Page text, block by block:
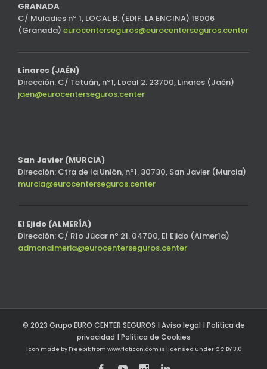
GRANADA
C/ Muladies nº 1, LOCAL B. (EDIF. LA ENCINA) 18006
(Granada) eurocenterseguros@eurocenterseguros.center
Linares (JAÉN)
Dirección: C/ Tetuán, nº1, Local 2. 23700, Linares (Jaén)
jaen@eurocenterseguros.center
San Javier (MURCIA)
Dirección: Ctra de la Unión, nº1. 30730, San Javier (Murcia)
murcia@eurocenterseguros.center
El Ejido (ALMERÍA)
Dirección: C/ Río Júcar nº 21. 04700, El Ejido (Almería)
admonalmeria@eurocenterseguros.center
© 2023 Grupo EURO CENTER SEGUROS | Aviso legal | Política de
privacidad | Política de Cookies
Icon made by Freepikfrom www.flaticon.com is licensed under CC BY 3.0